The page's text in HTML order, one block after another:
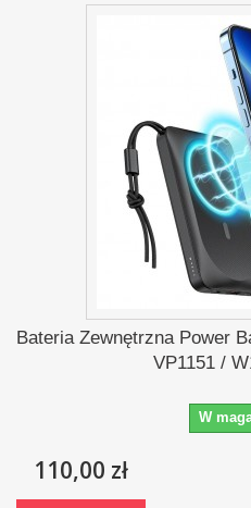
Bateria Zewnętrzna Power
VP1151 /
W
110,00 zł